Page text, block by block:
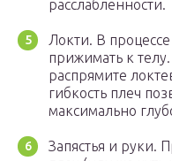
расслабленности.
Локти. В
прижимать к
распрямите
гибкость плеч
максимально
Запястья и руки.